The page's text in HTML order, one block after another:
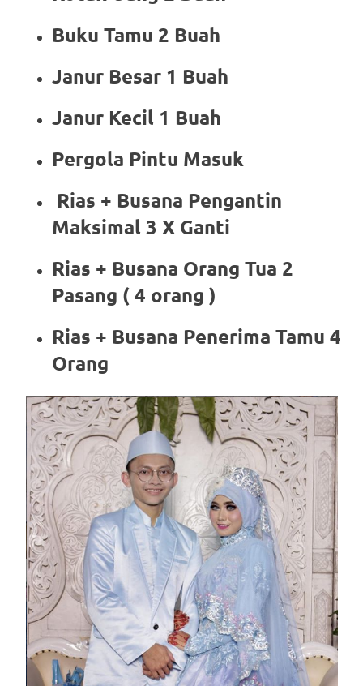
Buku Tamu 2 Buah
Janur Besar 1 Buah
Janur Kecil 1 Buah
Pergola Pintu Masuk
Rias + Busana Pengantin
Maksimal 3 X Ganti
Rias + Busana Orang Tua 2
Pasang ( 4 orang )
Rias + Busana Penerima Tamu 4
Orang